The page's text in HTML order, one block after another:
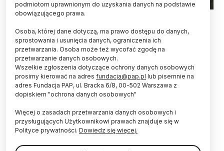
Unikalny, kamienny mur, który ponad 3,5 tys. lat
temu chronił mieszkańców osady przybyłych ze
strefy Morza Śródziemnego, odsłania kolejne
tajemnice przed naukowcami pracującymi w
Maszkowicach (woj. małopolskie). Ku ich
zaskoczeniu, życie w obrębie muru niewiele
różniło się od tego, jakie prowadzono w innych
okolicznych osadach.
Najstarszy przykład kamiennego muru w dziejach
podmiotom uprawnionym do uzyskania danych na podstawie
obowiązującego prawa.
Osoba, której dane dotyczą, ma prawo dostępu do danych,
sprostowania i usunięcia danych, ograniczenia ich
przetwarzania. Osoba może też wycofać zgodę na
przetwarzanie danych osobowych.
Wszelkie zgłoszenia dotyczące ochrony danych osobowych
prosimy kierować na adres fundacja@pap.pl lub pisemnie na
adres Fundacja PAP, ul. Bracka 6/8, 00-502 Warszawa z
dopiskiem "ochrona danych osobowych"
Więcej o zasadach przetwarzania danych osobowych i
przysługujących Użytkownikowi prawach znajduje się w
Polityce prywatności. Dowiedz się więcej.